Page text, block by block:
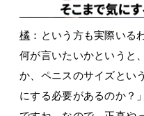
橘 ：という方も実際いる
何が言いたいかというと
か、ペニスのサイズとい
にする必要があるのか？